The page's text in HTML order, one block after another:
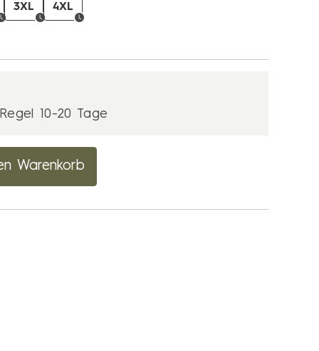
3XL 4XL
10-20 Tage
Warenkorb